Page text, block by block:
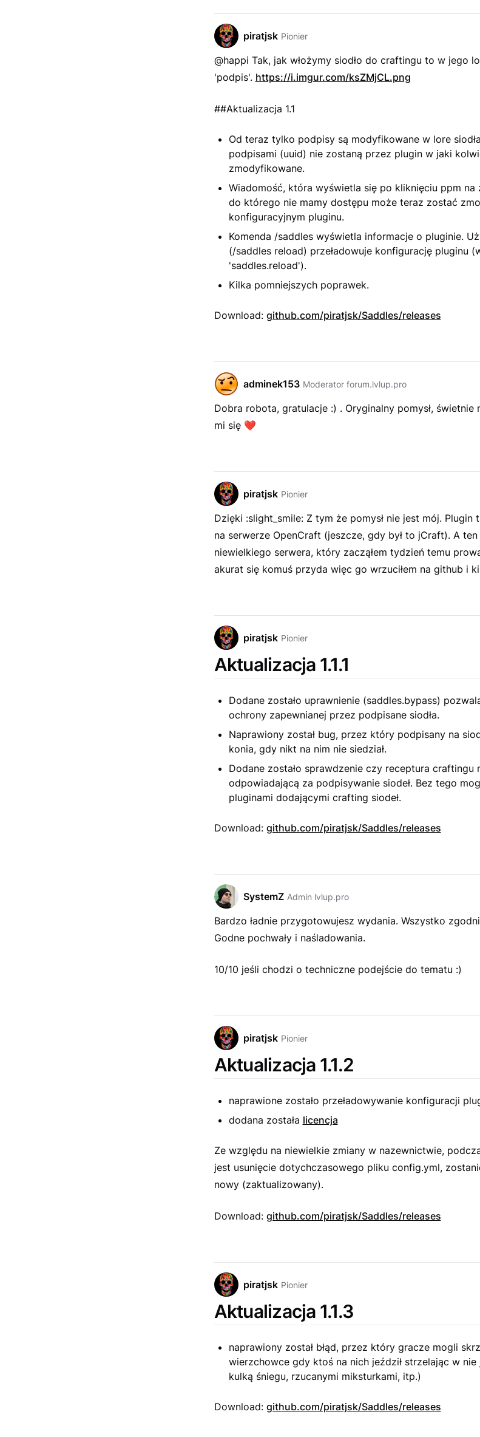
piratjsk Pionier
@happi Tak, jak włożymy siodło do craftingu to w jego
'podpis'. https://i.imgur.com/ksZMjCL.png
##Aktualizacja 1.1
Od teraz tylko podpisy są modyfikowane w lore
podpisami (uuid) nie zostaną przez plugin w jaki
zmodyfikowane.
Wiadomość, która wyświetla się po kliknięciu ppm na
do którego nie mamy dostępu może teraz zostać
konfiguracyjnym pluginu.
Komenda /saddles wyświetla informacje o pluginie.
(/saddles reload) przeładowuje konfigurację pluginu
'saddles.reload').
Kilka pomniejszych poprawek.
Download: github.com/piratjsk/Saddles/releases
adminek153 Moderator forum.lvlup.pro
Dobra robota, gratulacje :) . Oryginalny pomysł, świetnie
mi się ❤️
piratjsk Pionier
Dzięki :slight_smile: Z tym że pomysł nie jest mój. Plugin
na serwerze OpenCraft (jeszcze, gdy był to jCraft). A
niewielkiego serwera, który zacząłem tydzień temu
akurat się komuś przyda więc go wrzuciłem na github i
piratjsk Pionier
Aktualizacja 1.1.1
Dodane zostało uprawnienie (saddles.bypass)
ochrony zapewnianej przez podpisane siodła.
Naprawiony został bug, przez który podpisany na
konia, gdy nikt na nim nie siedział.
Dodane zostało sprawdzenie czy receptura craftingu
odpowiadającą za podpisywanie siodeł. Bez tego
pluginami dodającymi crafting siodeł.
Download: github.com/piratjsk/Saddles/releases
SystemZ Admin lvlup.pro
Bardzo ładnie przygotowujesz wydania. Wszystko
Godne pochwały i naśladowania.
10/10 jeśli chodzi o techniczne podejście do tematu :)
piratjsk Pionier
Aktualizacja 1.1.2
naprawione zostało przeładowywanie konfiguracji
dodana została licencja
Ze względu na niewielkie zmiany w nazewnictwie,
jest usunięcie dotychczasowego pliku config.yml,
nowy (zaktualizowany).
Download: github.com/piratjsk/Saddles/releases
piratjsk Pionier
Aktualizacja 1.1.3
naprawiony został błąd, przez który gracze mogli
wierzchowce gdy ktoś na nich jeździł strzelając w nie
kulką śniegu, rzucanymi miksturkami, itp.)
Download: github.com/piratjsk/Saddles/releases